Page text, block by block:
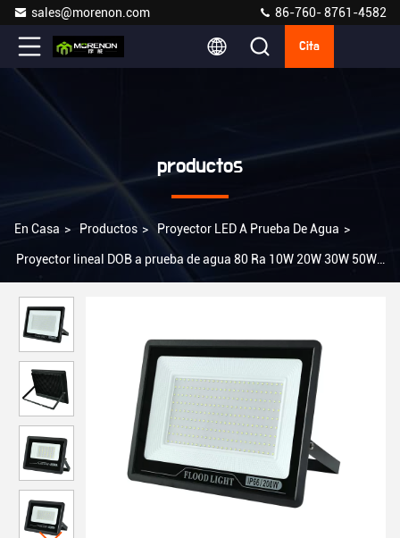
sales@morenon.com 86-760- 8761-4582
Cita
productos
En Casa > Productos > Proyector LED A Prueba De Agua >
Proyector lineal DOB a prueba de agua 80 Ra 10W 20W 30W 50W